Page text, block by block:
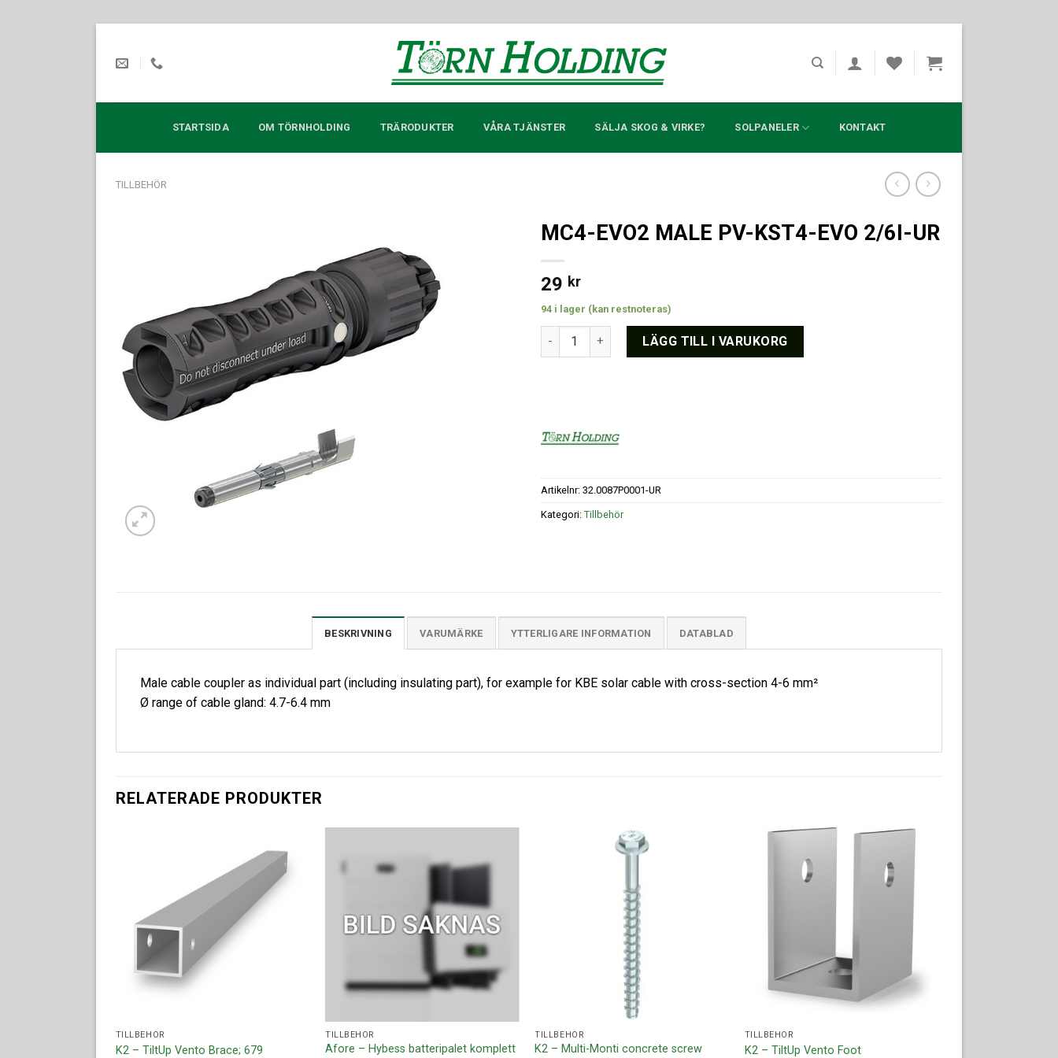
Skip
STARTSIDA OM TÖRNHOLDING TRÄRODUKTER VÅRA TJÄNSTER SÄLJA SKOG & VIRKE? SOLPANELER KONTAKT
TILLBEHÖR
Lägg till i
offertlista
MC4-EVO2 MALE PV-KST4-EVO 2/6I-UR
29 kr
94 i lager (kan restnoteras)
MC4-EVO2 MALE PV-KST4-EVO 2/6I-UR mängd
LÄGG TILL I VARUKORG
Artikelnr: 32.0087P0001-UR
Kategori: Tillbehör
BESKRIVNING VARUMÄRKE YTTERLIGARE INFORMATION DATABLAD
Male cable coupler as individual part (including insulating part), for example for KBE solar cable with cross-section 4-6 mm²
Ø range of cable gland: 4.7-6.4 mm
RELATERADE PRODUKTER
Lägg till i
offertlista
TILLBEHÖR
K2 – TiltUp Vento Brace; 679
Lägg till i
TILLBEHÖR
Afore – Hybess batteripalet komplett
TILLBEHÖR
K2 – Multi-Monti concrete screw
Lägg till i
offertlista
TILLBEHÖR
K2 – TiltUp Vento Foot